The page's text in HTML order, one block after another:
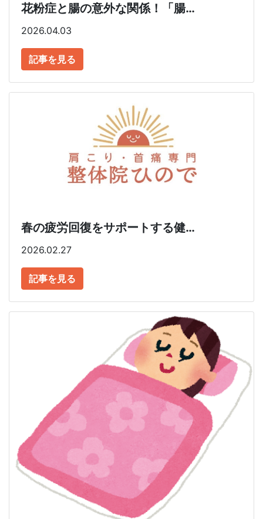
花粉症と腸の意外な関係！「腸…
2026.04.03
記事を見る
春の疲労回復をサポートする健…
2026.02.27
記事を見る